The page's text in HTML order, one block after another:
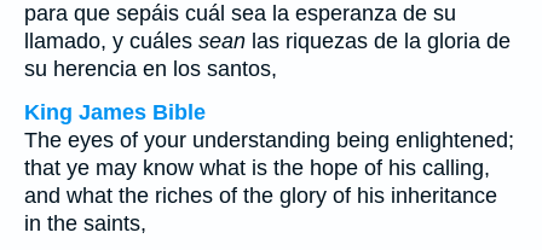
para que sepáis cuál sea la esperanza de su
llamado, y cuáles sean las riquezas de la gloria de
su herencia en los santos,
King James Bible
The eyes of your understanding being enlightened;
that ye may know what is the hope of his calling,
and what the riches of the glory of his inheritance
in the saints,